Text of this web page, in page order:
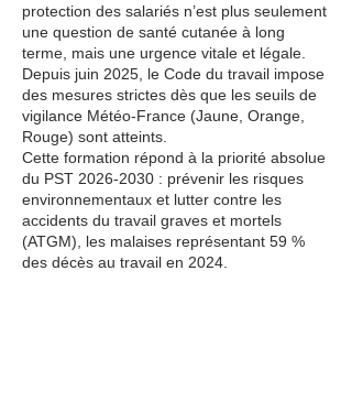
protection des salariés n’est plus seulement
une question de santé cutanée à long
terme, mais une urgence vitale et légale.
Depuis juin 2025, le Code du travail impose
des mesures strictes dès que les seuils de
vigilance Météo-France (Jaune, Orange,
Rouge) sont atteints.
Cette formation répond à la priorité absolue
du PST 2026-2030 : prévenir les risques
environnementaux et lutter contre les
accidents du travail graves et mortels
(ATGM), les malaises représentant 59 %
des décès au travail en 2024.